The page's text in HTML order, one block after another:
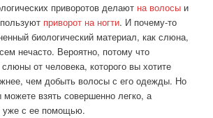
приворотов делают на волосы и
приворот на ногти. И почему-то
биологический материал, как слюна,
нечасто. Вероятно, потому что
от человека, которого вы хотите
чем добыть волосы с его одежды. Но
взять совершенно легко, а
уже с ее помощью.